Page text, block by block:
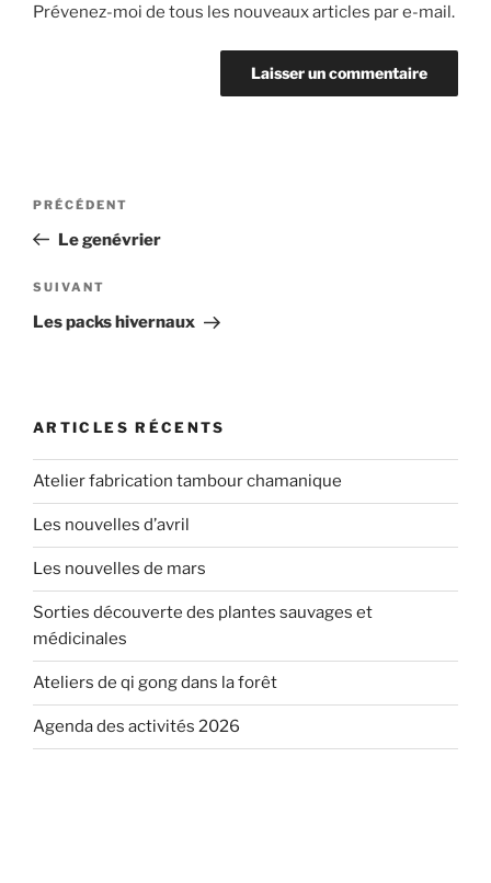
Prévenez-moi de tous les nouveaux articles par e-mail.
Navigation
l’article
Article
précédent
PRÉCÉDENT
Le genévrier
Article
suivant
SUIVANT
Les packs hivernaux
ARTICLES RÉCENTS
Atelier fabrication tambour chamanique
Les nouvelles d’avril
Les nouvelles de mars
Sorties découverte des plantes sauvages et
médicinales
Ateliers de qi gong dans la forêt
Agenda des activités 2026